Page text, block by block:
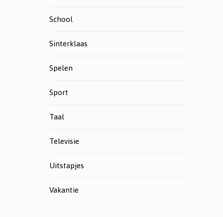
School
Sinterklaas
Spelen
Sport
Taal
Televisie
Uitstapjes
Vakantie